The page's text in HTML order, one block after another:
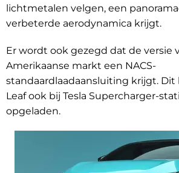
lichtmetalen velgen, een
verbeterde aerodynamica krijgt.
Er wordt ook gezegd dat de versie
Amerikaanse markt een NACS-
standaardlaadaansluiting krijgt.
Leaf ook bij Tesla Supercharger-
opgeladen.